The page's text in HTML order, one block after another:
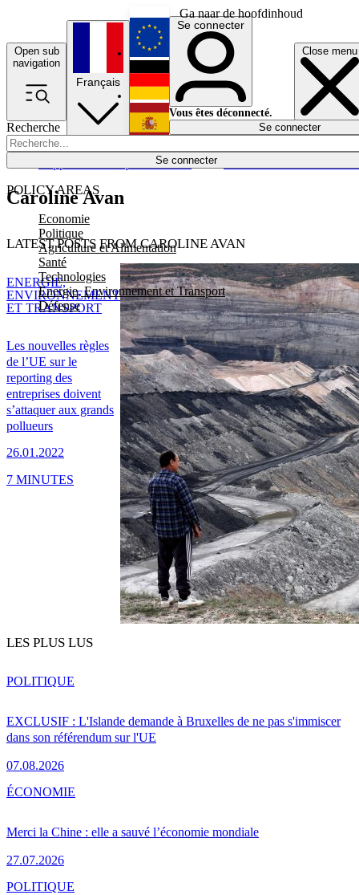
Ga naar de hoofdinhoud
Open sub
navigation
Close menu
Recherche
Se connecter
POLICY AREAS
Economie
Politique
Agriculture et Alimentation
Santé
Technologies
Energie, Environnement et Transport
Défense
Économie
Français
English
Deutsch
Español
Se connecter
Vous êtes déconnecté.
Se connecter
Caroline Avan
LATEST POSTS FROM CAROLINE AVAN
Les nouvelles règles
de l’UE sur le
reporting des
entreprises doivent
s’attaquer aux grands
pollueurs
26.01.2022
ENERGIE,
ENVIRONNEMENT
ET TRANSPORT
7 MINUTES
LES PLUS LUS
EXCLUSIF : L'Islande demande à Bruxelles de ne pas s'immiscer
dans son référendum sur l'UE
07.08.2026
POLITIQUE
Merci la Chine : elle a sauvé l’économie mondiale
27.07.2026
ÉCONOMIE
POLITIQUE